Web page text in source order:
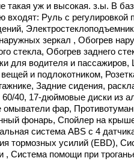
такая уж и высокая. з.ы. В
входят: Руль с
зеркал , Обогрев
стекла, Обогрев заднего
для водителя и пассажиров,
и подлокотником,
Задние сидения,
40, 17-дюймовые диски из
фар,
фонарь, Спойлер на
система ABS с 4
тормозных усилий (EBD),
, Система помощи при